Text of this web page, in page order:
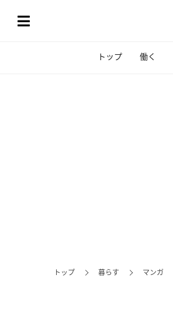
トップ 働く
トップ 暮らす マンガ